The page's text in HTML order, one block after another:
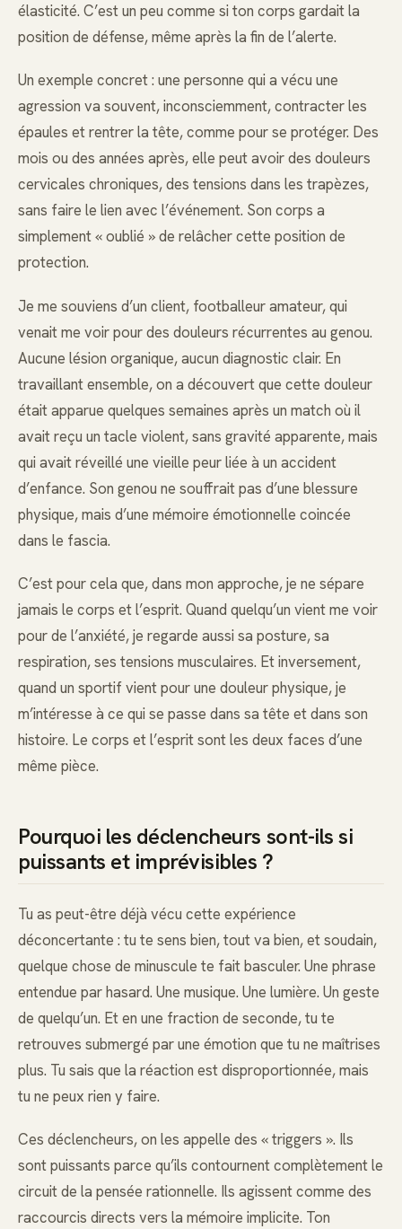
élasticité. C’est un peu comme si ton corps gardait la
position de défense, même après la fin de l’alerte.
Un exemple concret : une personne qui a vécu une
agression va souvent, inconsciemment, contracter les
épaules et rentrer la tête, comme pour se protéger. Des
mois ou des années après, elle peut avoir des douleurs
cervicales chroniques, des tensions dans les trapèzes,
sans faire le lien avec l’événement. Son corps a
simplement « oublié » de relâcher cette position de
protection.
Je me souviens d’un client, footballeur amateur, qui
venait me voir pour des douleurs récurrentes au genou.
Aucune lésion organique, aucun diagnostic clair. En
travaillant ensemble, on a découvert que cette douleur
était apparue quelques semaines après un match où il
avait reçu un tacle violent, sans gravité apparente, mais
qui avait réveillé une vieille peur liée à un accident
d’enfance. Son genou ne souffrait pas d’une blessure
physique, mais d’une mémoire émotionnelle coincée
dans le fascia.
C’est pour cela que, dans mon approche, je ne sépare
jamais le corps et l’esprit. Quand quelqu’un vient me voir
pour de l’anxiété, je regarde aussi sa posture, sa
respiration, ses tensions musculaires. Et inversement,
quand un sportif vient pour une douleur physique, je
m’intéresse à ce qui se passe dans sa tête et dans son
histoire. Le corps et l’esprit sont les deux faces d’une
même pièce.
Pourquoi les déclencheurs sont-ils si
puissants et imprévisibles ?
Tu as peut-être déjà vécu cette expérience
déconcertante : tu te sens bien, tout va bien, et soudain,
quelque chose de minuscule te fait basculer. Une phrase
entendue par hasard. Une musique. Une lumière. Un geste
de quelqu’un. Et en une fraction de seconde, tu te
retrouves submergé par une émotion que tu ne maîtrises
plus. Tu sais que la réaction est disproportionnée, mais
tu ne peux rien y faire.
Ces déclencheurs, on les appelle des « triggers ». Ils
sont puissants parce qu’ils contournent complètement le
circuit de la pensée rationnelle. Ils agissent comme des
raccourcis directs vers la mémoire implicite. Ton